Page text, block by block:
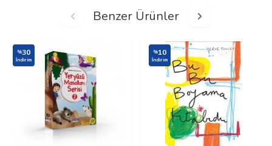
Benzer Ürünler
%30
İndirim
%10
İndirim